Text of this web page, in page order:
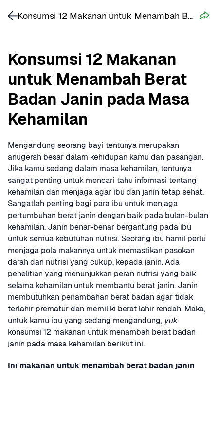
Konsumsi 12 Makanan
untuk Menambah Berat
Badan Janin pada Masa
Kehamilan
Mengandung seorang bayi tentunya merupakan
anugerah besar dalam kehidupan kamu dan pasangan.
Jika kamu sedang dalam masa kehamilan, tentunya
sangat penting untuk mencari tahu informasi tentang
kehamilan dan menjaga agar ibu dan janin tetap sehat.
Sangatlah penting bagi para ibu untuk menjaga
pertumbuhan berat janin dengan baik pada bulan-bulan
kehamilan. Janin benar-benar bergantung pada ibu
untuk semua kebutuhan nutrisi. Seorang ibu hamil perlu
menjaga pola makannya untuk memastikan pasokan
darah dan nutrisi yang cukup, kepada janin. Ada
penelitian yang menunjukkan peran nutrisi yang baik
selama kehamilan untuk membantu berat janin. Janin
membutuhkan penambahan berat badan agar tidak
terlahir prematur dan memiliki berat lahir rendah. Maka,
untuk kamu ibu yang sedang mengandung, yuk
konsumsi 12 makanan untuk menambah berat badan
janin pada masa kehamilan berikut ini.
Ini makanan untuk menambah berat badan janin
Konsumsi 12 Makanan untuk Menambah Berat Badan Janin pada Masa Kehamilan